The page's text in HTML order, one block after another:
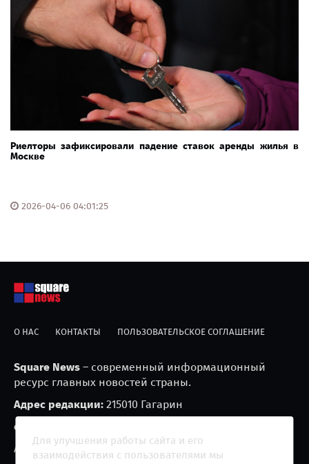
Риелторы зафиксировали падение ставок аренды жилья в
Москве
2026-04-06 04:01:25
О НАС КОНТАКТЫ ПОЛЬЗОВАТЕЛЬСКОЕ СОГЛАШЕНИЕ
Square News – современный информационный
ресурс главных новостей страны.
Адрес редакции: 215010 Гагарин
e-mail:
Агрегатор новостей «Square news» (18+)
Для улучшения работы сайта и его
взаимодействия с пользователями мы